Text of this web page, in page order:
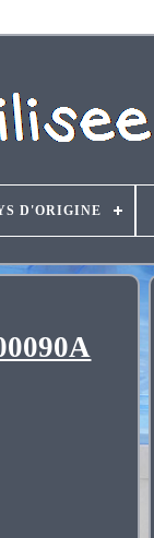
D'ORIGINE